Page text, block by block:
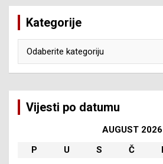
Kategorije
Vijesti po datumu
AUGUST 2026
P
U S Č